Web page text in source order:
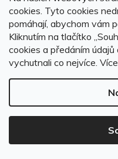
cookies. Tyto cookies
pomáhají, abychom vám
Kliknutím na tlačítko
cookies a předáním
vychutnali co nejvíce.